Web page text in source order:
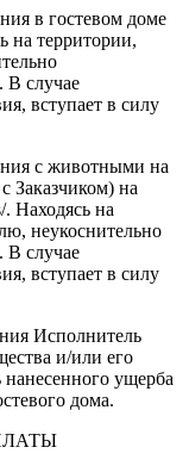
в гостевом доме
на территории,
В случае
вступает в силу
с животными на
Заказчиком) на
. Находясь на
неукоснительно
В случае
вступает в силу
Исполнитель
и/или его
нанесенного ущерба
дома.